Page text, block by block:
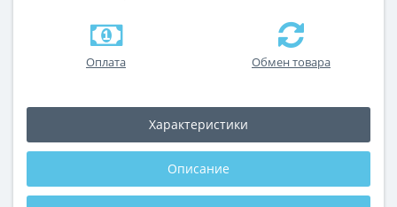
Оплата Обмен товара
Характеристики
Описание